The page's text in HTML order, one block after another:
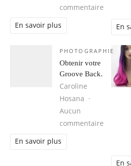
commentaire sur
En savoir plus En
PHOTOGRAPHIE
Obtenir votre
Groove Back.
Caroline
Hosana
Aucun
commentaire sur
En savoir plus
En